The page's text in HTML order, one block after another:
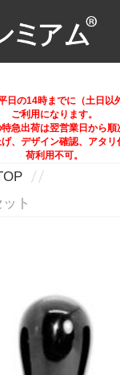
日の14時までに（土日
ご利用になります。
急出荷は翌営業日から順
、デザイン確認、アタリ
荷利用不可。
ト